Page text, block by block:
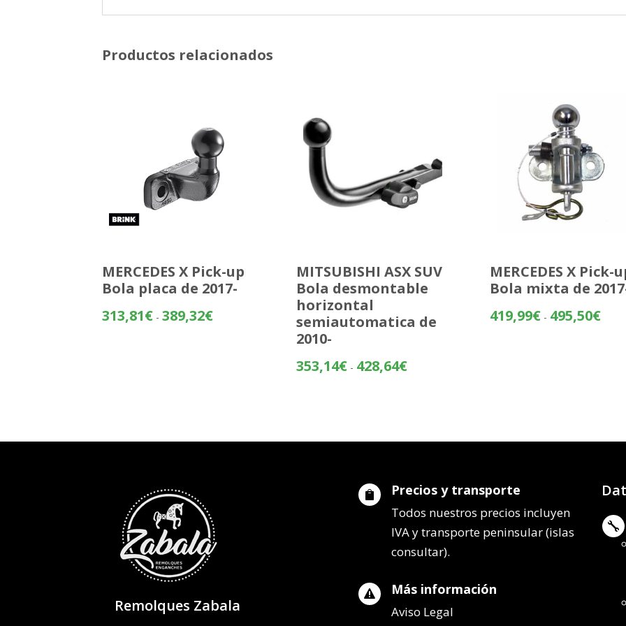
Productos relacionados
MERCEDES X Pick-up
Bola placa de 2017-
313,81€ - 389,32€Rango
MITSUBISHI ASX SUV
Bola desmontable
horizontal
semiautomatica de
2010-
353,14€ - 428,64€Rango
hasta
MERCEDES X Pick-
Bola mixta de
419,99€ - 495,50€Rango
Remolques Zabala
 Precios y transporte
Todos nuestros precios incluyen
IVA y transporte peninsular (islas
consultar).
 Más información
Aviso Legal
